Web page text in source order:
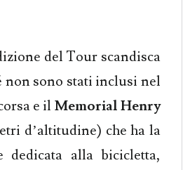
del Tour scandisca
non sono stati inclusi nel
e il Memorial Henry
d’altitudine) che ha la
dedicata alla bicicletta,